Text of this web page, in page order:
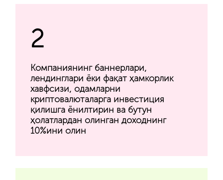
2
Компаниянинг баннерлари,
лендинглари ёки фақат ҳамкорлик
хавфсизи, одамларни
криптовалюталарга инвестиция
қилишга ёнилтирин ва бутун
ҳолатлардан олинган доходнинг
10%ини олин